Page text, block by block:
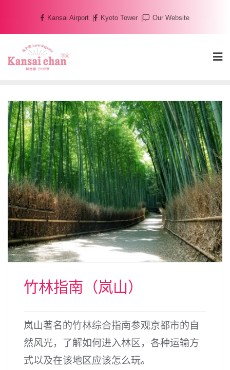
content
Kansai Airport Kyoto Tower Our Website
竹林指南（岚山）
岚山著名的竹林综合指南参观京都市的自
然风光，了解如何进入林区，各种运输方
式以及在该地区应该怎么玩。